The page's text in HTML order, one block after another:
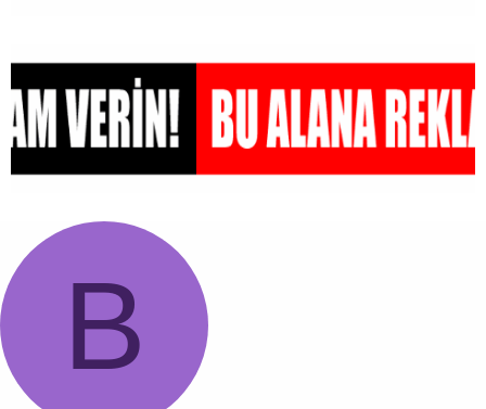
B